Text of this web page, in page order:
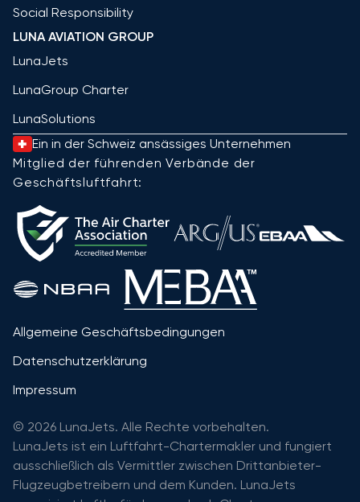
Social Responsibility
LUNA AVIATION GROUP
LunaJets
LunaGroup Charter
LunaSolutions
Ein in der Schweiz ansässiges Unternehmen
Mitglied der führenden Verbände der
Geschäftsluftfahrt:
Allgemeine Geschäftsbedingungen
Datenschutzerklärung
Impressum
© 2026 LunaJets. Alle Rechte vorbehalten.
LunaJets ist ein Luftfahrt-Chartermakler und fungiert
ausschließlich als Vermittler zwischen Drittanbieter-
Flugzeugbetreibern und dem Kunden. LunaJets